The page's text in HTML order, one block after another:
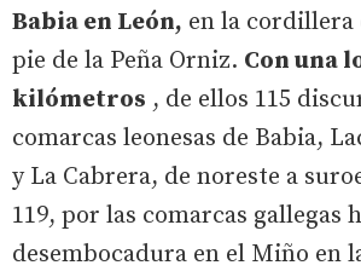
Babia en León, en la
pie de la Peña Orniz. Con una
kilómetros , de ellos 115
comarcas leonesas de Babia,
y La Cabrera, de noreste a
119, por las comarcas gallegas
desembocadura en el Miño en